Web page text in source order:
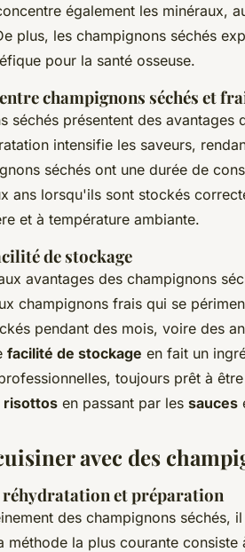
également les minéraux,
plus, les champignons séchés
pour la santé osseuse.
champignons séchés et
séchés présentent des
intensifie les saveurs,
séchés ont une durée de
ans lorsqu'ils sont stockés
et à température ambiante.
de stockage
avantages des champignons
champignons frais qui se
pendant des mois, voire des
facilité de stockage en fait un
toujours prêt à
risottos en passant par les sauces
avec des
réhydratation et préparation
des champignons séchés,
méthode la plus courante